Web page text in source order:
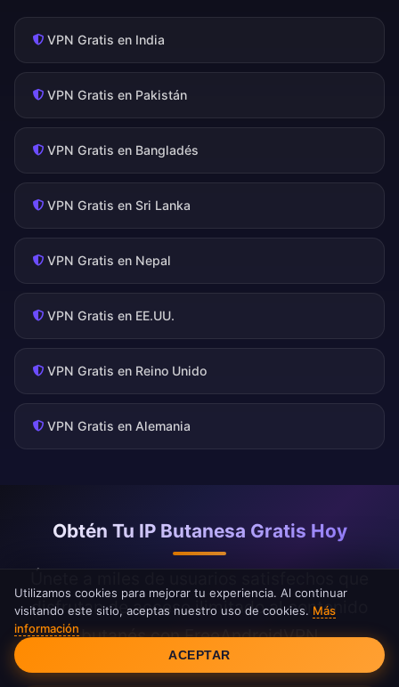
VPN Gratis en India
VPN Gratis en Pakistán
VPN Gratis en Bangladés
VPN Gratis en Sri Lanka
VPN Gratis en Nepal
VPN Gratis en EE.UU.
VPN Gratis en Reino Unido
VPN Gratis en Alemania
Obtén Tu IP Butanesa Gratis Hoy
disfrutan de acceso ilimitado al contenido
butanés con FreeAndroidVPN
Consentimiento de cookies
Utilizamos cookies para mejorar tu experiencia. Al continuar
visitando este sitio, aceptas nuestro uso de cookies. Más
información
ACEPTAR